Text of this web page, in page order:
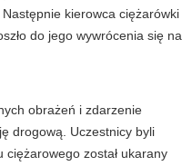
kierowca ciężarówki
do jego wywrócenia się na
obrażeń i zdarzenie
drogową. Uczestnicy byli
został ukarany